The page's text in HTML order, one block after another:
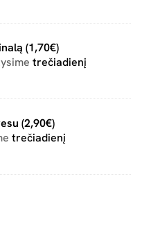
(1,70€)
trečiadienį
(2,90€)
trečiadienį